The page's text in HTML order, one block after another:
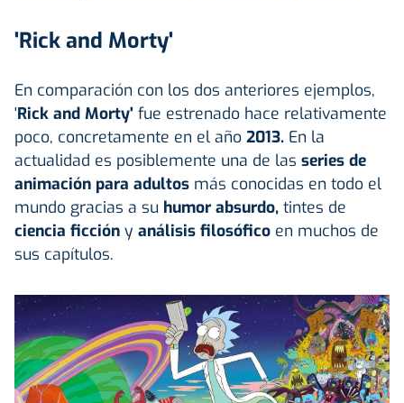
'Rick and Morty'
En comparación con los dos anteriores ejemplos,
'Rick and Morty' fue estrenado hace relativamente
poco, concretamente en el año 2013. En la
actualidad es posiblemente una de las series de
animación para adultos más conocidas en todo el
mundo gracias a su humor absurdo, tintes de
ciencia ficción y análisis filosófico en muchos de
sus capítulos.